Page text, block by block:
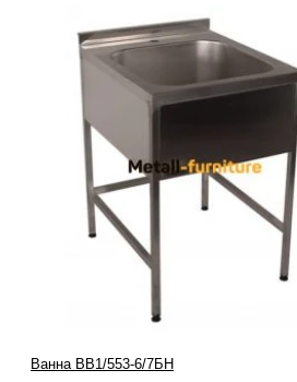
Ванна ВВ1/553-6/7БН